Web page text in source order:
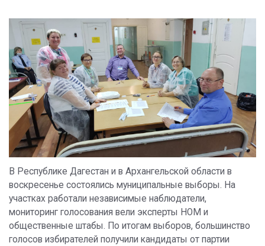
В Республике Дагестан и в Архангельской области в
воскресенье состоялись муниципальные выборы. На
участках работали независимые наблюдатели,
мониторинг голосования вели эксперты НОМ и
общественные штабы. По итогам выборов, большинство
голосов избирателей получили кандидаты от партии